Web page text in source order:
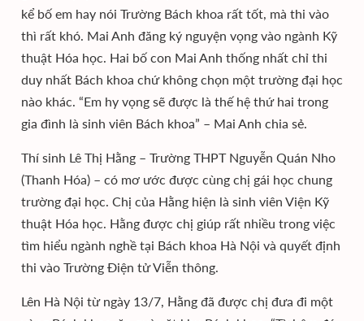
kể bố em hay nói Trường Bách khoa rất tốt, mà thi vào
thì rất khó. Mai Anh đăng ký nguyện vọng vào ngành Kỹ
thuật Hóa học. Hai bố con Mai Anh thống nhất chỉ thi
duy nhất Bách khoa chứ không chọn một trường đại học
nào khác. “Em hy vọng sẽ được là thế hệ thứ hai trong
gia đình là sinh viên Bách khoa” – Mai Anh chia sẻ.
Thí sinh Lê Thị Hằng – Trường THPT Nguyễn Quán Nho
(Thanh Hóa) – có mơ ước được cùng chị gái học chung
trường đại học. Chị của Hằng hiện là sinh viên Viện Kỹ
thuật Hóa học. Hằng được chị giúp rất nhiều trong việc
tìm hiểu ngành nghề tại Bách khoa Hà Nội và quyết định
thi vào Trường Điện tử Viễn thông.
Lên Hà Nội từ ngày 13/7, Hằng đã được chị đưa đi một